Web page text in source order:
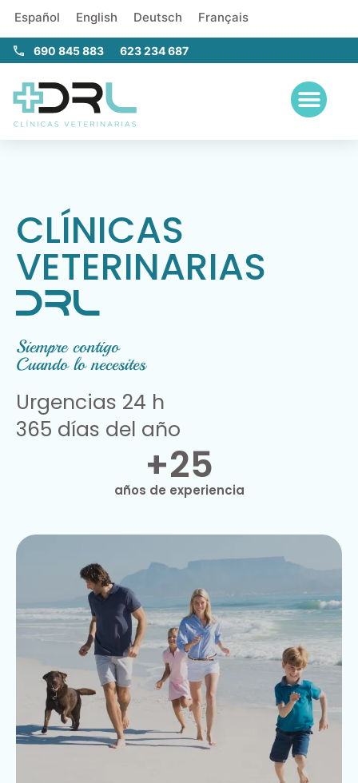
Español English Deutsch Français
690 845 883 623 234 687
CLÍNICAS
VETERINARIAS
DRL
Siempre contigo
Cuando lo necesites
+25
años de experiencia
Urgencias 24 h
365 días del año